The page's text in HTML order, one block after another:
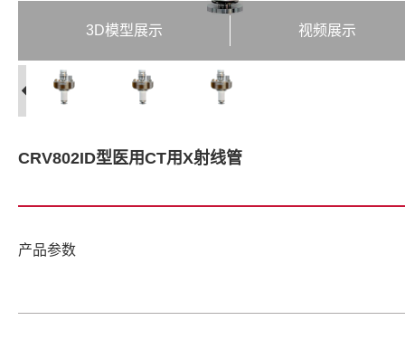
3D模型展示 视频展示
CRV802ID型医用CT用X射线管
产品参数